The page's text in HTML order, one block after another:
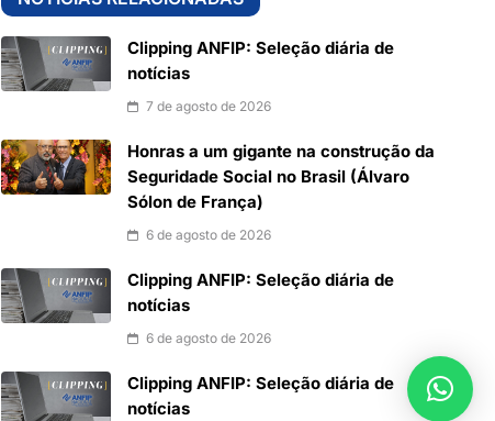
Clipping ANFIP: Seleção diária de
notícias
7 de agosto de 2026
Honras a um gigante na construção da
Seguridade Social no Brasil (Álvaro
Sólon de França)
6 de agosto de 2026
Clipping ANFIP: Seleção diária de
notícias
6 de agosto de 2026
Clipping ANFIP: Seleção diária de
notícias